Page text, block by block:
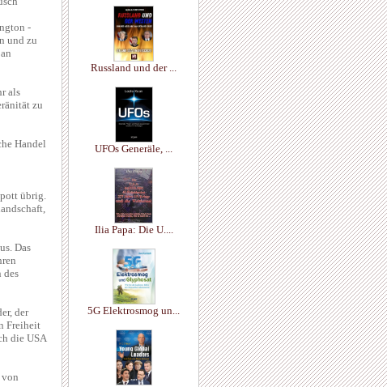
-
und zu
als
zu
Handel
übrig.
Das
des
der
Freiheit
die USA
Russland und der ...
UFOs Generäle, ...
Ilia Papa: Die U....
5G Elektrosmog un...